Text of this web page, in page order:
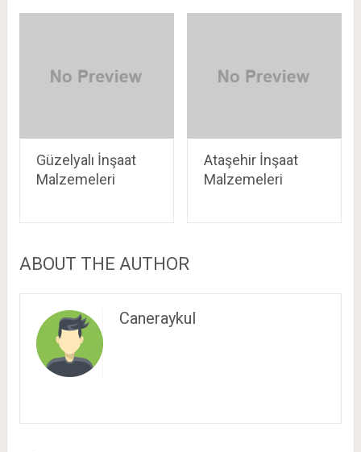
Güzelyalı İnşaat
Malzemeleri
Ataşehir İnşaat
Malzemeleri
ABOUT THE AUTHOR
Caneraykul